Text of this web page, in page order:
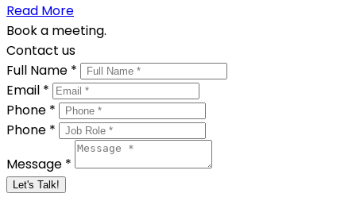
Read More
Book a meeting.
Contact us
Full Name *
Email *
Phone *
Phone *
Message *
Let's Talk!